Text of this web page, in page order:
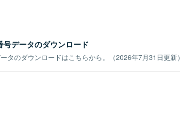
号データのダウンロード
タのダウンロードはこちらから。（2026年7月31日更新）